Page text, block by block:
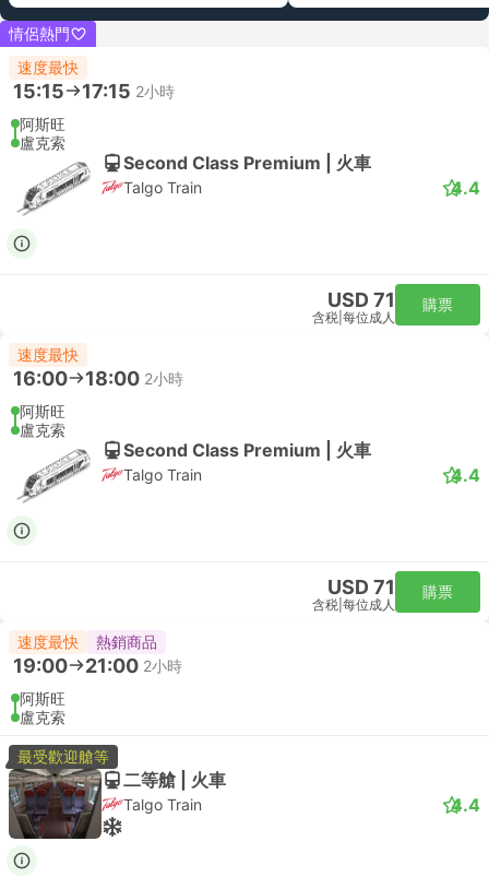
情侶熱門
速度最快
15:15 17:15 2小時
阿斯旺
盧克索
Second Class Premium | 火車
Talgo Train 4.4
USD 71
含税 每位成人
購票
速度最快
16:00 18:00 2小時
阿斯旺
盧克索
Second Class Premium | 火車
Talgo Train 4.4
USD 71
含税 每位成人
購票
速度最快 熱銷商品
19:00 21:00 2小時
阿斯旺
盧克索
最受歡迎艙等
二等艙 | 火車
Talgo Train 4.4